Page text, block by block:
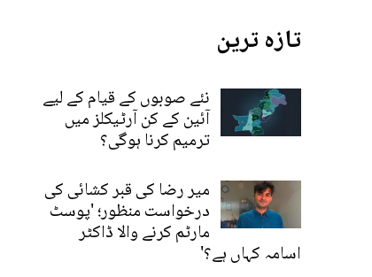
تازہ ترین
نئے صوبوں کے قیام کے لیے
آئین کے کن آرٹیکلز میں
ترمیم کرنا ہوگی؟
میر رضا کی قبر کشائی کی
درخواست منظور؛ 'پوسٹ
مارٹم کرنے والا ڈاکٹر
اسامہ کہاں ہے؟'